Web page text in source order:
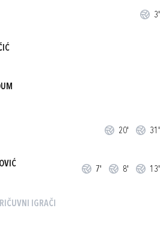
3'
20' 31'
7' 8' 13'
IGRAČI